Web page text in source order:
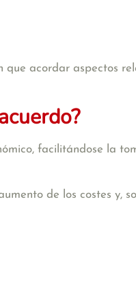
acordar aspectos
facilitándose la
de los costes y,